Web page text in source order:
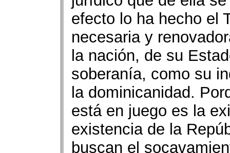
efecto lo ha hecho el
necesaria y
la nación, de su
soberanía, como su
la dominicanidad.
está en juego es la
existencia de la
buscan el